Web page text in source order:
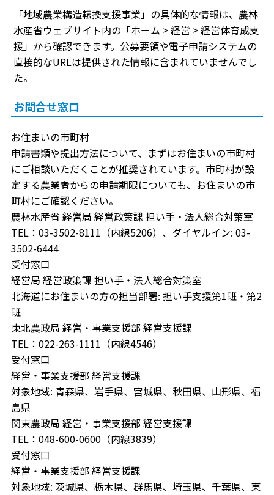
「地域農業構造転換支援事業」の具体的な情報は、農林
水産省ウェブサイト内の「ホーム > 経営 > 経営体育成支
援」から確認できます。公募要領や電子申請システムの
直接的なURLは提供された情報に含まれていませんでし
た。
お問合せ窓口
お住まいの市町村
申請書類や提出方法について、まずはお住まいの市町村
にご相談いただくことが推奨されています。市町村が設
定する農業者からの申請期限についても、お住まいの市
町村にご確認ください。
農林水産省 経営局 経営政策課 担い手・法人総合対策室
TEL：03-3502-8111（内線5206）、ダイヤルイン: 03-
3502-6444
受付窓口
経営局 経営政策課 担い手・法人総合対策室
北海道にお住まいの方の担当部署: 担い手支援第1班・第2
班
東北農政局 経営・事業支援部 経営支援課
TEL：022-263-1111（内線4546）
受付窓口
経営・事業支援部 経営支援課
対象地域: 青森県、岩手県、宮城県、秋田県、山形県、福
島県
関東農政局 経営・事業支援部 経営支援課
TEL：048-600-0600（内線3839）
受付窓口
経営・事業支援部 経営支援課
対象地域: 茨城県、栃木県、群馬県、埼玉県、千葉県、東